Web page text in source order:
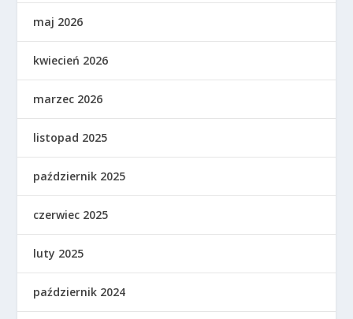
maj 2026
kwiecień 2026
marzec 2026
listopad 2025
październik 2025
czerwiec 2025
luty 2025
październik 2024